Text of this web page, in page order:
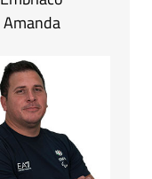
Amanda